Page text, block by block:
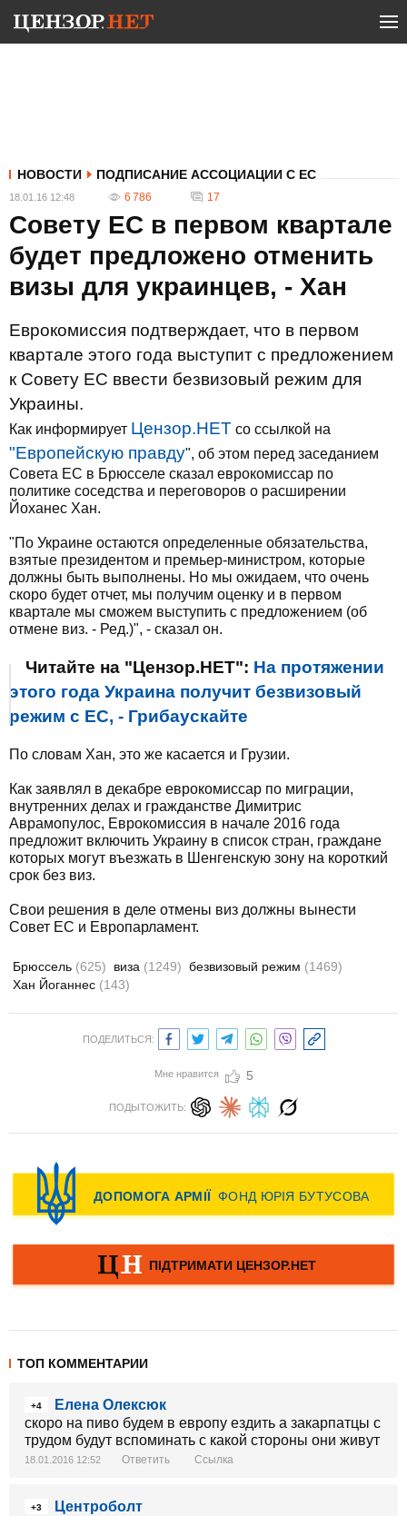
НОВОСТИ ПОДПИСАНИЕ АССОЦИАЦИИ С ЕС
18.01.16 12:48 6 786 17
Совету ЕС в первом квартале
будет предложено отменить
визы для украинцев, - Хан
Еврокомиссия подтверждает, что в первом
квартале этого года выступит с предложением
к Совету ЕС ввести безвизовый режим для
Украины.
Как информирует Цензор.НЕТ со ссылкой на
"Европейскую правду", об этом перед заседанием
Совета ЕС в Брюсселе сказал еврокомиссар по
политике соседства и переговоров о расширении
Йоханес Хан.
"По Украине остаются определенные обязательства,
взятые президентом и премьер-министром, которые
должны быть выполнены. Но мы ожидаем, что очень
скоро будет отчет, мы получим оценку и в первом
квартале мы сможем выступить с предложением (об
отмене виз. - Ред.)", - сказал он.
Читайте на "Цензор.НЕТ": На протяжении
этого года Украина получит безвизовый
режим с ЕС, - Грибаускайте
По словам Хан, это же касается и Грузии.
Как заявлял в декабре еврокомиссар по миграции,
внутренних делах и гражданстве Димитрис
Аврамопулос, Еврокомиссия в начале 2016 года
предложит включить Украину в список стран, граждане
которых могут въезжать в Шенгенскую зону на короткий
срок без виз.
Свои решения в деле отмены виз должны вынести
Совет ЕС и Европарламент.
Брюссель (625) виза (1249) безвизовый режим (1469)
Хан Йоганнес (143)
ПОДЕЛИТЬСЯ:
Мне нравится 5
ПОДЫТОЖИТЬ:
ТОП КОММЕНТАРИИ
+4
Елена Олексюк
скоро на пиво будем в европу ездить а закарпатцы с
трудом будут вспоминать с какой стороны они живут
18.01.2016 12:52 Ответить Ссылка
+3
Центроболт